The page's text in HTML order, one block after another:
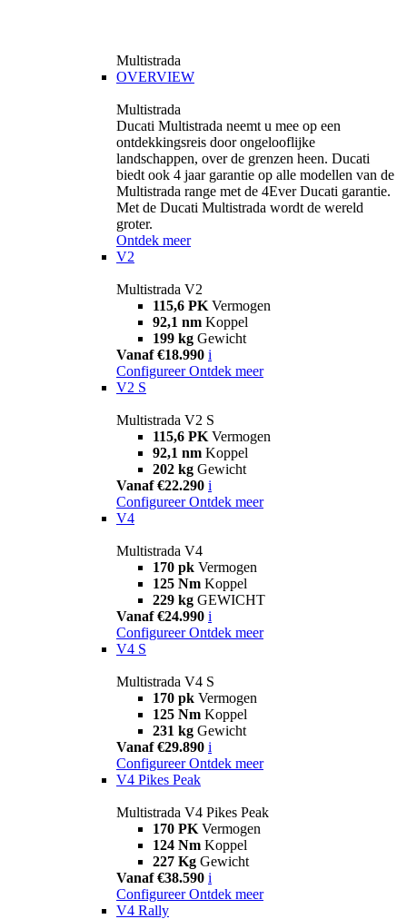
Multistrada
OVERVIEW
Multistrada
Ducati Multistrada neemt u mee op een
ontdekkingsreis door ongelooflijke
landschappen, over de grenzen heen. Ducati
biedt ook 4 jaar garantie op alle modellen van de
Multistrada range met de 4Ever Ducati garantie.
Met de Ducati Multistrada wordt de wereld
groter.
Ontdek meer
V2
Multistrada V2
115,6 PK Vermogen
92,1 nm Koppel
199 kg Gewicht
Vanaf €18.990 i
Configureer Ontdek meer
V2 S
Multistrada V2 S
115,6 PK Vermogen
92,1 nm Koppel
202 kg Gewicht
Vanaf €22.290 i
Configureer Ontdek meer
V4
Multistrada V4
170 pk Vermogen
125 Nm Koppel
229 kg GEWICHT
Vanaf €24.990 i
Configureer Ontdek meer
V4 S
Multistrada V4 S
170 pk Vermogen
125 Nm Koppel
231 kg Gewicht
Vanaf €29.890 i
Configureer Ontdek meer
V4 Pikes Peak
Multistrada V4 Pikes Peak
170 PK Vermogen
124 Nm Koppel
227 Kg Gewicht
Vanaf €38.590 i
Configureer Ontdek meer
V4 Rally